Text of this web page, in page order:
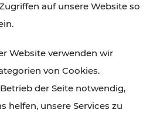
und das Burgenland
und Gastronomie,
Naturgenuss – viele
den Ticket- und Fahrplan-
gut und schnell erreichbar.
auf unsere Website so
Website verwenden wir
von Cookies.
der Seite notwendig,
helfen, unsere Services zu